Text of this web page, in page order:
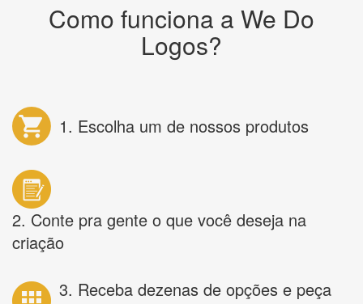
Como funciona a We Do
Logos?
1. Escolha um de nossos produtos
2. Conte pra gente o que você deseja na
criação
3. Receba dezenas de opções e peça